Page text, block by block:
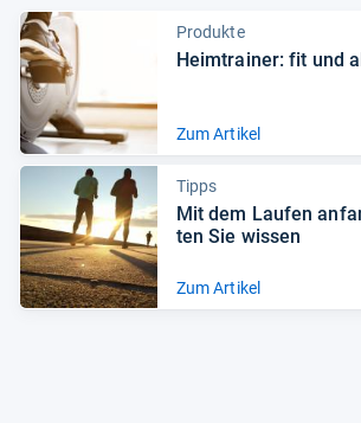
Produkte
Heim­trai­ner: fit und
Zum Artikel
Tipps
Mit dem Lau­fen
ten Sie wis­sen
Zum Artikel